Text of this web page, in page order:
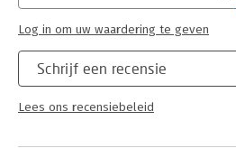
Schrijf een recensie
Lees ons recensiebeleid
Log in om uw waardering te geven